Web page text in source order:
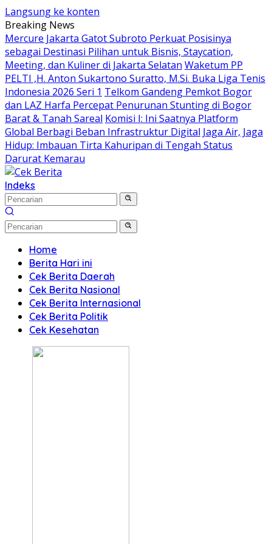
Langsung ke konten
Breaking News
Mercure Jakarta Gatot Subroto Perkuat Posisinya
sebagai Destinasi Pilihan untuk Bisnis, Staycation,
Meeting, dan Kuliner di Jakarta Selatan Waketum PP
PELTI ,H. Anton Sukartono Suratto, M.Si. Buka Liga Tenis
Indonesia 2026 Seri 1 Telkom Gandeng Pemkot Bogor
dan LAZ Harfa Percepat Penurunan Stunting di Bogor
Barat & Tanah Sareal Komisi I: Ini Saatnya Platform
Global Berbagi Beban Infrastruktur Digital Jaga Air, Jaga
Hidup: Imbauan Tirta Kahuripan di Tengah Status
Darurat Kemarau
Indeks
Home
Berita Hari ini
Cek Berita Daerah
Cek Berita Nasional
Cek Berita Internasional
Cek Berita Politik
Cek Kesehatan